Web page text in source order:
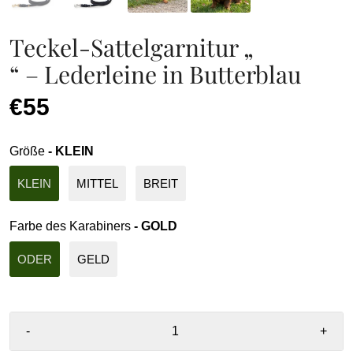
Teckel-Sattelgarnitur „
“ – Lederleine in Butterblau
€55
Größe - KLEIN
KLEIN MITTEL BREIT
Farbe des Karabiners - GOLD
ODER GELD
- +